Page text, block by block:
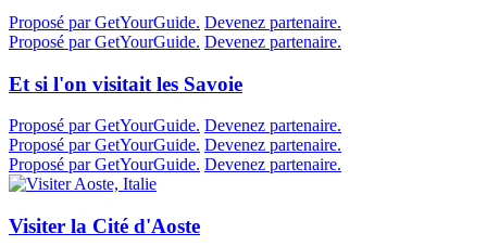
Proposé par GetYourGuide. Devenez partenaire.
Proposé par GetYourGuide. Devenez partenaire.
Et si l'on visitait les Savoie
Proposé par GetYourGuide. Devenez partenaire.
Proposé par GetYourGuide. Devenez partenaire.
Proposé par GetYourGuide. Devenez partenaire.
Visiter la Cité d'Aoste